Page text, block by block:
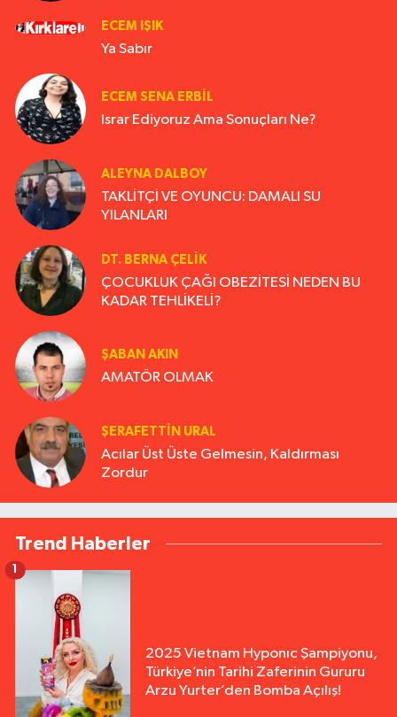
ECEM IŞIK
Ya Sabır
ECEM SENA ERBIL
Israr Ediyoruz Ama Sonuçları Ne?
ALEYNA DALBOY
TAKLİTÇİ VE OYUNCU: DAMALI SU
YILANLARI
DT. BERNA ÇELIK
ÇOCUKLUK ÇAĞI OBEZİTESİ NEDEN BU
KADAR TEHLİKELİ?
ŞABAN AKIN
AMATÖR OLMAK
ŞERAFETTIN URAL
Acılar Üst Üste Gelmesin, Kaldırması
Zordur
Trend Haberler
2025 Vietnam Hyponıc Şampiyonu,
Türkiye’nin Tarihi Zaferinin Gururu
Arzu Yurter’den Bomba Açılış!
1